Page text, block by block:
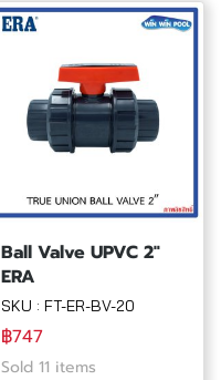
Ball Valve UPVC 2"
ERA
SKU : FT-ER-BV-20
฿747
Sold 11 items